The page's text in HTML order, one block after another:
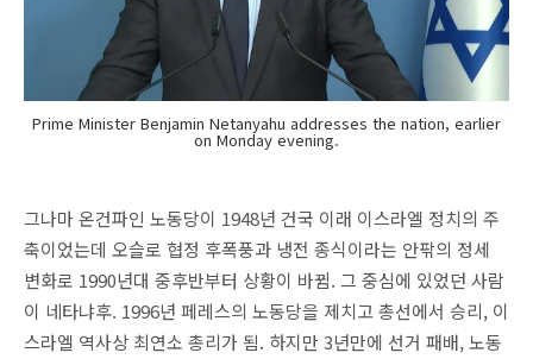
Prime Minister Benjamin Netanyahu addresses the nation, earlier
on Monday evening.
그나마 온건파인 노동당이 1948년 건국 이래 이스라엘 정치의 주
축이었는데 오슬로 협정 후폭풍과 냉전 종식이라는 안팎의 정세
변화로 1990년대 중후반부터 상황이 바뀜. 그 중심에 있었던 사람
이 네타냐후. 1996년 페레스의 노동당을 제치고 총선에서 승리, 이
스라엘 역사상 최연소 총리가 됨. 하지만 3년만에 선거 패배, 노동